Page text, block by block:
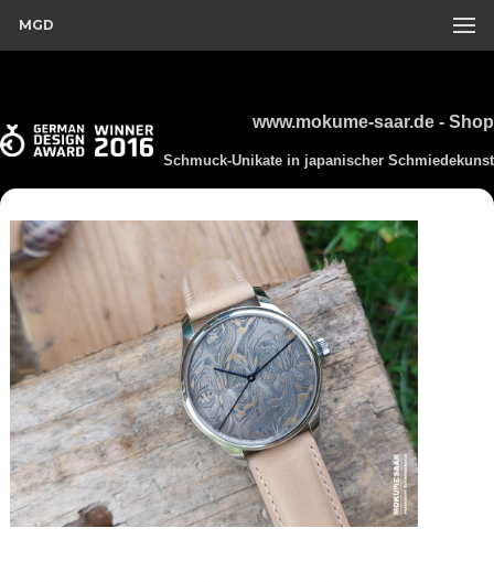
MGD
www.mokume-saar.de - Shop
Schmuck-Unikate in japanischer Schmiedekunst